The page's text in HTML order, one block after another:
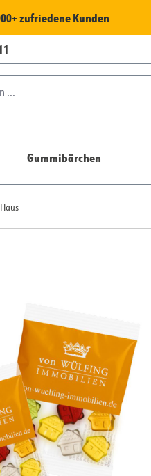
zufriedene Kunden
Gummibärchen
Haus